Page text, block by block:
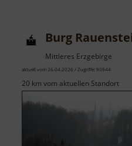
Burg
Mittleres Erzgebirge
aktuell vom 26.04.2026 / Zugriffe: 90844
20 km vom aktuellen Standort